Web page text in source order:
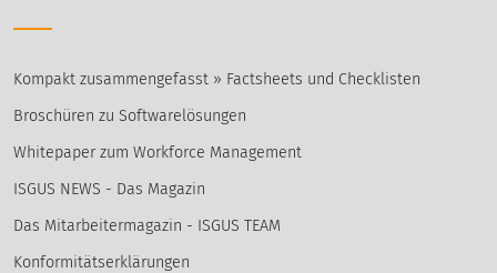
Kompakt zusammengefasst » Factsheets und Checklisten
Broschüren zu Softwarelösungen
Whitepaper zum Workforce Management
ISGUS NEWS - Das Magazin
Das Mitarbeitermagazin - ISGUS TEAM
Konformitätserklärungen